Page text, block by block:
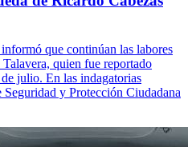
que continúan las labores
quien fue reportado
julio. En las indagatorias
y Protección Ciudadana